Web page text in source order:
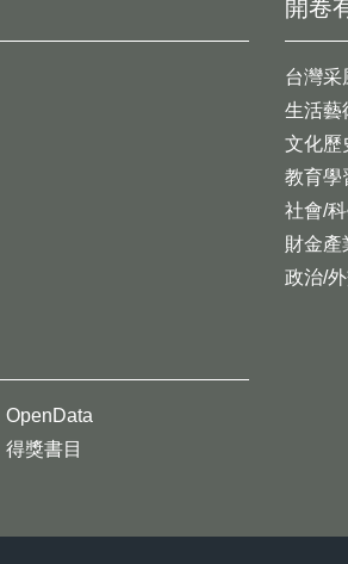
開卷
台灣采
生活藝
文化歷
教育學
社會/
財金產
政治/
OpenData
得獎書目